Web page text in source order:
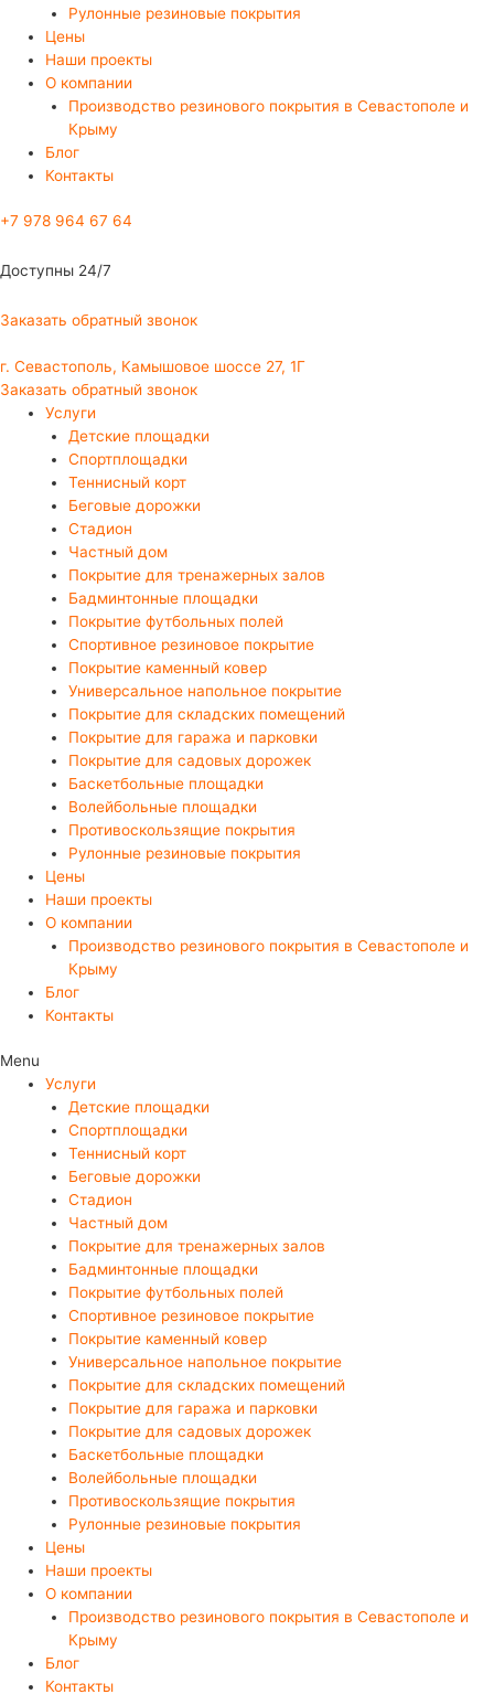
Рулонные резиновые покрытия
Цены
Наши проекты
О компании
Производство резинового покрытия в Севастополе и
Крыму
Блог
Контакты
+7 978 964 67 64
Доступны 24/7
Заказать обратный звонок
г. Севастополь, Камышовое шоссе 27, 1Г
Заказать обратный звонок
Услуги
Детские площадки
Спортплощадки
Теннисный корт
Беговые дорожки
Стадион
Частный дом
Покрытие для тренажерных залов
Бадминтонные площадки
Покрытие футбольных полей
Спортивное резиновое покрытие
Покрытие каменный ковер
Универсальное напольное покрытие
Покрытие для складских помещений
Покрытие для гаража и парковки
Покрытие для садовых дорожек
Баскетбольные площадки
Волейбольные площадки
Противоскользящие покрытия
Рулонные резиновые покрытия
Цены
Наши проекты
О компании
Производство резинового покрытия в Севастополе и
Крыму
Блог
Контакты
Menu
Услуги
Детские площадки
Спортплощадки
Теннисный корт
Беговые дорожки
Стадион
Частный дом
Покрытие для тренажерных залов
Бадминтонные площадки
Покрытие футбольных полей
Спортивное резиновое покрытие
Покрытие каменный ковер
Универсальное напольное покрытие
Покрытие для складских помещений
Покрытие для гаража и парковки
Покрытие для садовых дорожек
Баскетбольные площадки
Волейбольные площадки
Противоскользящие покрытия
Рулонные резиновые покрытия
Цены
Наши проекты
О компании
Производство резинового покрытия в Севастополе и
Крыму
Блог
Контакты